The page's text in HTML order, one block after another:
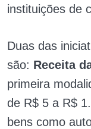
instituições de
Duas das
são: Receita
primeira
de R$ 5 a R$
bens como